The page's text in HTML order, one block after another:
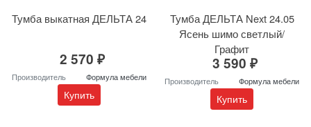
Тумба выкатная ДЕЛЬТА 24
2 570 ₽
Производитель Формула мебели
Купить
Тумба ДЕЛЬТА Next 24.05
Ясень шимо светлый/
Графит
3 590 ₽
Производитель Формула мебели
Купить